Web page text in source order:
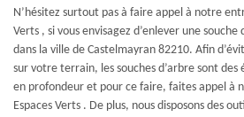
N’hésitez surtout pas à faire appel à notre
Verts , si vous envisagez d’enlever une
dans la ville de Castelmayran 82210. Afin
sur votre terrain, les souches d’arbre sont
en profondeur et pour ce faire, faites appel à
Espaces Verts . De plus, nous disposons des